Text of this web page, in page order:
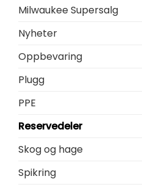
Milwaukee Supersalg
Nyheter
Oppbevaring
Plugg
PPE
Reservedeler
Skog og hage
Spikring